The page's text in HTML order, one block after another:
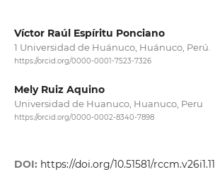
Víctor Raúl Espíritu Ponciano
1 Universidad de Huánuco, Huánuco, Perú.
https://orcid.org/0000-0001-7523-7326
Mely Ruiz Aquino
Universidad de Huanuco, Huanuco, Peru
https://orcid.org/0000-0002-8340-7898
DOI: https://doi.org/10.51581/rccm.v26i1.11